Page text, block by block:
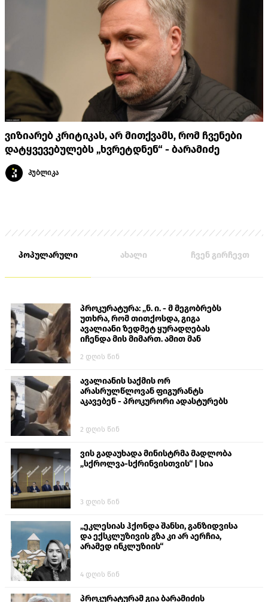
ვიზიარებ კრიტიკას, არ მითქვამს, რომ ჩვენები
დატყვევებულებს „ხვრეტდნენ“ - ბარამიძე
პუბლიკა
პოპულარული ახალი ჩვენ გირჩევთ
პროკურატურა: „ნ. ი. - მ მეგობრებს
უთხრა, რომ თითქოსდა, გიგა
ავალიანი ზედმეტ ყურადღებას
იჩენდა მის მიმართ. ამით მან
თავს დასხმოდა გიგა ავალიანს“
2 დღის წინ
ავალიანის საქმის ორ
არასრულწლოვან ფიგურანტს
აკავებენ - პროკურორი ადასტურებს
2 დღის წინ
ვის გადაუხადა მინისტრმა მადლობა
„სქროლვა-სქრინვისთვის“ | სია
3 დღის წინ
„ეკლესიას ჰქონდა შანსი, განზიდვისა
და ექსკლუზივის გზა კი არ აერჩია,
არამედ ინკლუზიის“
4 დღის წინ
პროკურატურამ გია ბარამიძის